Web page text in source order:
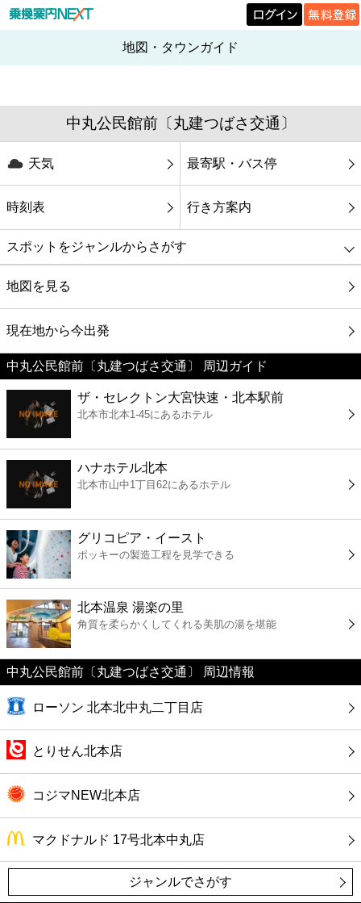
地図・タウンガイド
中丸公民館前〔丸建つばさ交通〕
天気 最寄駅・バス停
時刻表 行き方案内
スポットをジャンルからさがす
グルメ
映画
美容
コンビニ
薬局
スーパー
エンタメ
書店
ファミレス
カフェ
ショッピング
銀行
地図を見る
現在地から今出発
中丸公民館前〔丸建つばさ交通〕 周辺ガイド
ザ・セレクトン大宮快速・北本駅前
北本市北本1-45にあるホテル
ハナホテル北本
北本市山中1丁目62にあるホテル
グリコピア・イースト
ポッキーの製造工程を見学できる
北本温泉 湯楽の里
角質を柔らかくしてくれる美肌の湯を堪能
中丸公民館前〔丸建つばさ交通〕 周辺情報
ローソン 北本北中丸二丁目店
とりせん北本店
コジマNEW北本店
マクドナルド 17号北本中丸店
ジャンルでさがす